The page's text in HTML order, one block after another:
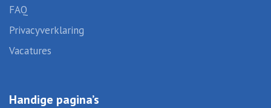
FAQ
Privacyverklaring
Vacatures
Handige pagina’s